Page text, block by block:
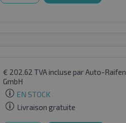
€ 202.62 TVA incluse par Auto-Raifen
GmbH
EN STOCK
Livraison gratuite